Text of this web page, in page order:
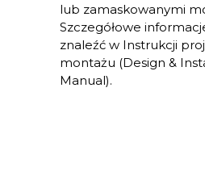
lub zamaskowanymi
Szczegółowe
znaleźć w Instrukcji
montażu (Design &
Manual).